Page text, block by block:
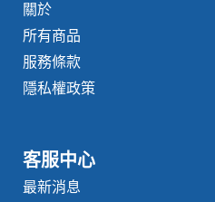
關於
所有商品
服務條款
隱私權政策
客服中心
最新消息